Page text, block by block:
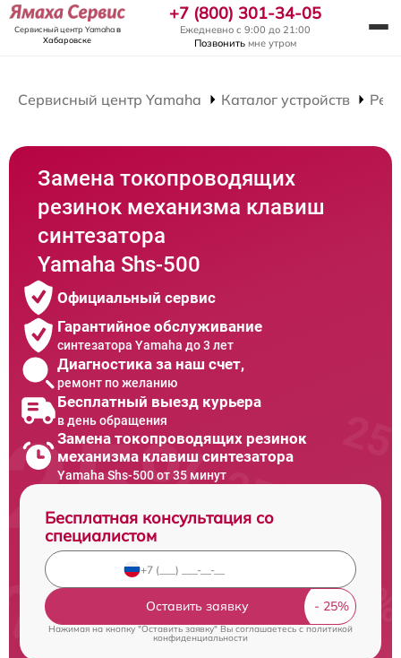
Сервисный центр Yamahaв
Хабаровске
+7 (800) 301-34-05
Ежедневно с 9:00 до 21:00
Позвонить мне утром
Сервисный центр Yamaha Каталог устройств
Замена токопроводящих
резинок механизма клавиш
синтезатора
Yamaha Shs-500
Официальный сервис
Гарантийное обслуживание
синтезатора Yamaha до 3 лет
Диагностика за наш счет,
ремонт по желанию
Бесплатный выезд курьера
в день обращения
Замена токопроводящих резинок
механизма клавиш синтезатора
Yamaha Shs-500 от 35 минут
Бесплатная консультация со
специалистом
Оставить заявку
Нажимая на кнопку "Оставить заявку" Вы соглашаетесь cполитикой
конфиденциальности